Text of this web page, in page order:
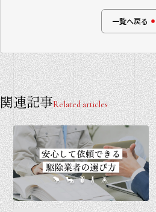
一覧へ戻る
関連記事Related articles